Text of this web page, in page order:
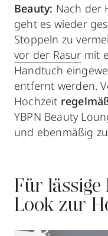
Beauty: Nach der
geht es wieder
Stoppeln zu
vor der Rasur mit
Handtuch
entfernt werden.
Hochzeit
YBPN Beauty
und ebenmäßig
Für lässige
Look zur